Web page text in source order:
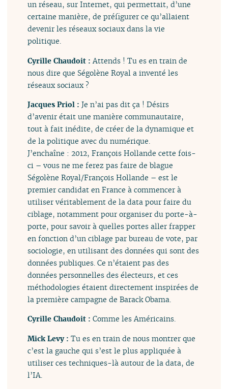
un réseau, sur Internet, qui permettait, d’une
certaine manière, de préfigurer ce qu’allaient
devenir les réseaux sociaux dans la vie
politique.
Cyrille Chaudoit :Attends ! Tu es en train de
nous dire que Ségolène Royal a inventé les
réseaux sociaux ?
Jacques Priol :Je n’ai pas dit ça ! Désirs
d’avenir était une manière communautaire,
tout à fait inédite, de créer de la dynamique et
de la politique avec du numérique.
J’enchaîne : 2012, François Hollande cette fois-
ci – vous ne me ferez pas faire de blague
Ségolène Royal/François Hollande – est le
premier candidat en France à commencer à
utiliser véritablement de la data pour faire du
ciblage, notamment pour organiser du porte-à-
porte, pour savoir à quelles portes aller frapper
en fonction d’un ciblage par bureau de vote, par
sociologie, en utilisant des données qui sont des
données publiques. Ce n’étaient pas des
données personnelles des électeurs, et ces
méthodologies étaient directement inspirées de
la première campagne de Barack Obama.
Cyrille Chaudoit :Comme les Américains.
Mick Levy :Tu es en train de nous montrer que
c’est la gauche qui s’est le plus appliquée à
utiliser ces techniques-là autour de la data, de
l’IA.